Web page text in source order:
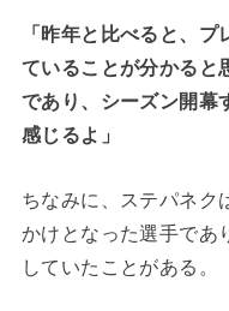
「昨年と比べると、
ていることが分かると
であり、シーズン開幕
感じるよ」
ちなみに、ステパネク
かけとなった選手であ
していたことがある。